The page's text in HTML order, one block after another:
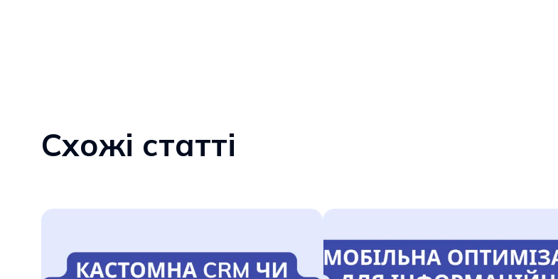
Схожі статті